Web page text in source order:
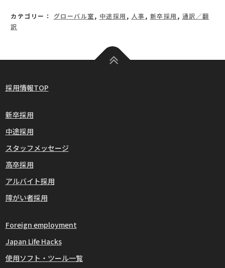
カテゴリー： グローバル室, 中途採用 , 人事 , 新卒採用 , 通訳／翻
訳
採用情報TOP
新卒採用
中途採用
スタッフメッセージ
高卒採用
アルバイト採用
障がい者採用
Foreign employment
Japan Life Hacks
使用ソフト・ツール一覧